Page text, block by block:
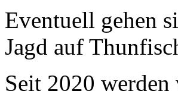
Eventuell gehen
Jagd auf
Seit 2020